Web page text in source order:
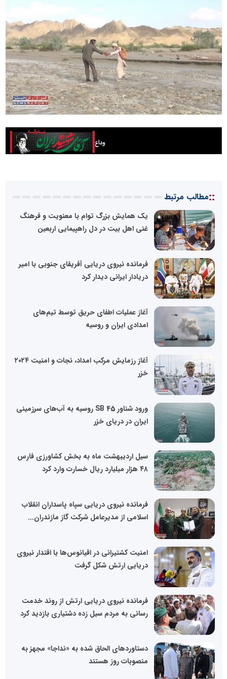
::مطالب مرتبط
یک همایش بزرگ توام با معنویت و فرهنگ
غنی اهل بیت در دل راهپیمایی اربعین
فرمانده نیروی دریایی آفریقای جنوبی با امیر
دریادار ایرانی دیدار کرد
آغاز عملیات اطفای حریق توسط تیم‌های
امدادی ایران و روسیه
آغاز رزمایش مرکب امداد، نجات و امنیت ۲۰۲۴
خزر
ورود شناور 45 SB روسیه به آب‌های سرزمینی
ایران در دریای خزر
سیل اردیبهشت ماه به بخش کشاورزی فارس
۴۸ هزار میلیارد ریال خسارت وارد کرد
فرمانده نیروی دریایی سپاه پاسداران انقلاب
اسلامی از مدیرعامل شرکت گاز مازندران...
امنیت کشتیرانی در اقیانوس‌ها با اقتدار نیروی
دریایی ارتش شکل گرفت
فرمانده نیروی دریایی ارتش از روند خدمت
رسانی به مردم سیل زده دشتیاری بازدید کرد
دستاورد‌های الحاق شده به «نداجا» مجهز به
منصوبات روز هستند